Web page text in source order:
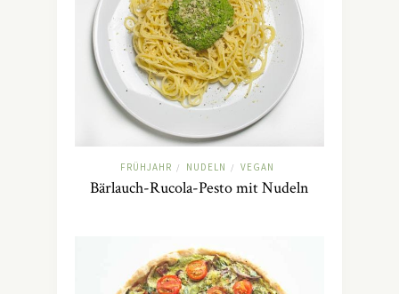
FRÜHJAHR / NUDELN / VEGAN
Bärlauch-Rucola-Pesto mit Nudeln